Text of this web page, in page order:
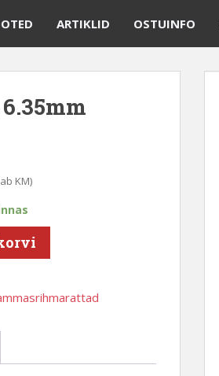
ARTIKLID OSTUINFO
KM)